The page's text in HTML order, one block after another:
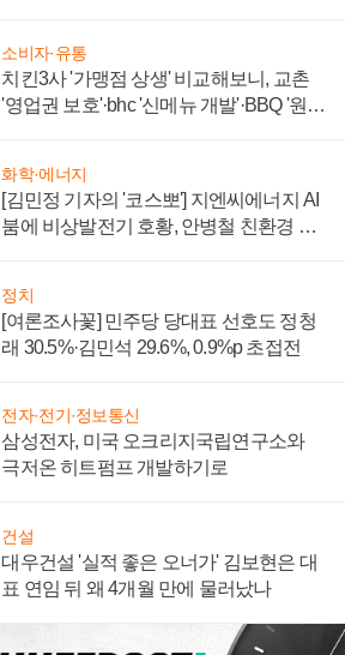
소비자·유통
치킨3사 '가맹점 상생' 비교해보니, 교촌
'영업권 보호'·bhc '신메뉴 개발'·BBQ '원가
화학·에너지
[김민정 기자의 '코스뽀'] 지엔씨에너지 AI
붐에 비상발전기 호황, 안병철 친환경 에
정치
[여론조사꽃] 민주당 당대표 선호도 정청
래 30.5%·김민석 29.6%, 0.9%p 초접전
전자·전기·정보통신
삼성전자, 미국 오크리지국립연구소와
극저온 히트펌프 개발하기로
건설
대우건설 '실적 좋은 오너가' 김보현은 대
표 연임 뒤 왜 4개월 만에 물러났나